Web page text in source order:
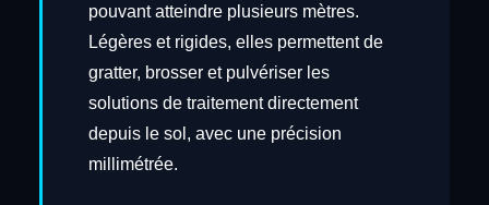
pouvant atteindre plusieurs mètres.
Légères et rigides, elles permettent de
gratter, brosser et pulvériser les
solutions de traitement directement
depuis le sol, avec une précision
millimétrée.